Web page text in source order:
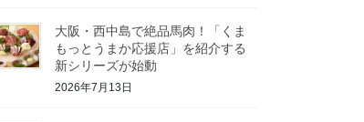
大阪・西中島で絶品馬肉！「くま
もっとうまか応援店」を紹介する
新シリーズが始動
2026年7月13日